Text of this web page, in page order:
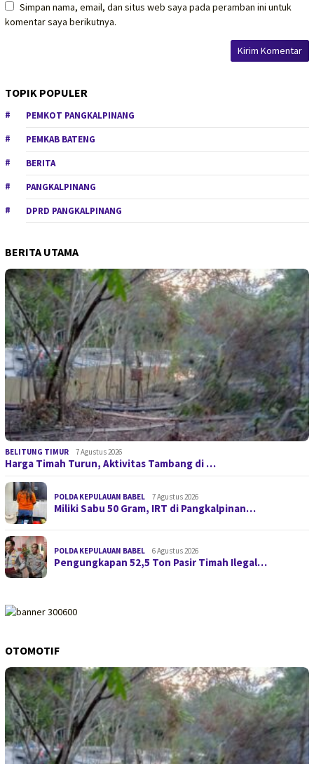
Simpan nama, email, dan situs web saya pada peramban ini untuk
komentar saya berikutnya.
TOPIK POPULER
PEMKOT PANGKALPINANG
PEMKAB BATENG
BERITA
PANGKALPINANG
DPRD PANGKALPINANG
BERITA UTAMA
BELITUNG TIMUR 7 Agustus 2026
Harga Timah Turun, Aktivitas Tambang di …
POLDA KEPULAUAN BABEL 7 Agustus 2026
Miliki Sabu 50 Gram, IRT di Pangkalpinan…
POLDA KEPULAUAN BABEL 6 Agustus 2026
Pengungkapan 52,5 Ton Pasir Timah Ilegal…
OTOMOTIF